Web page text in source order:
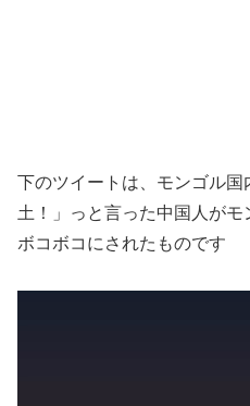
下のツイートは、モンゴル
土！」っと言った中国人が
ボコボコにされたものです